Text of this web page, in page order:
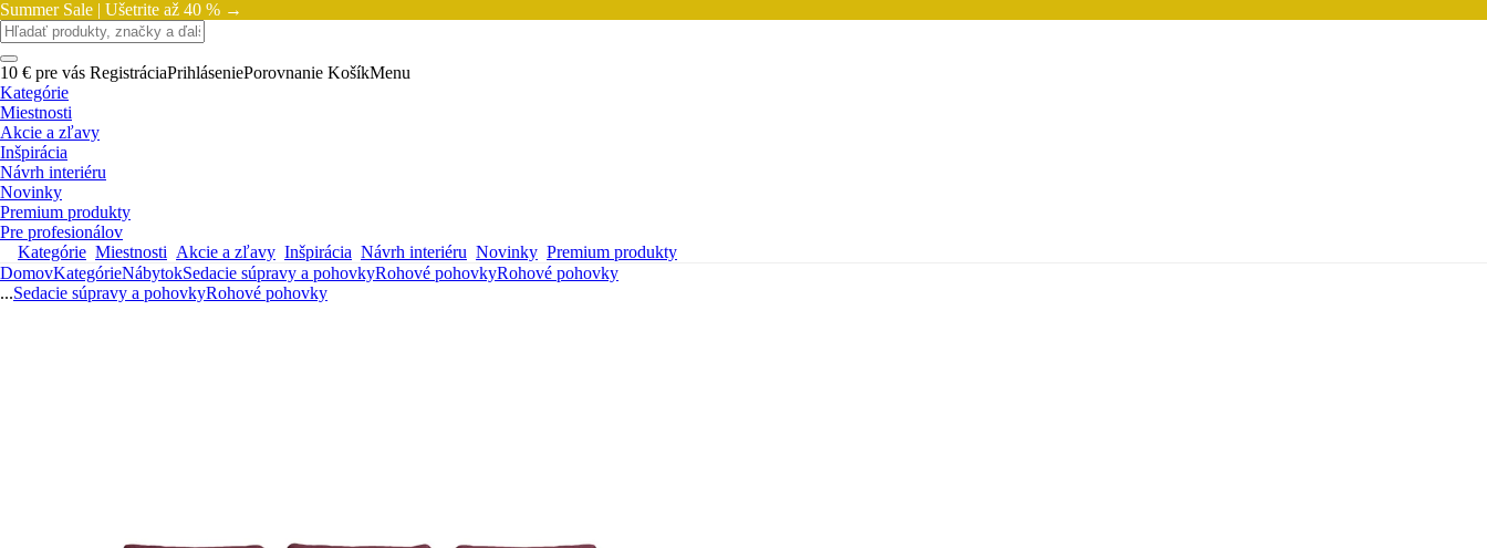
Summer Sale | Ušetrite až 40 % →
10 € pre vás RegistráciaPrihláseniePorovnanie KošíkMenu
Kategórie
Miestnosti
Akcie a zľavy
Inšpirácia
Návrh interiéru
Novinky
Premium produkty
Pre profesionálov
Kategórie Miestnosti Akcie a zľavy Inšpirácia Návrh interiéru Novinky Premium produkty
DomovKategórieNábytokSedacie súpravy a pohovkyRohové pohovkyRohové pohovky
...Sedacie súpravy a pohovkyRohové pohovky